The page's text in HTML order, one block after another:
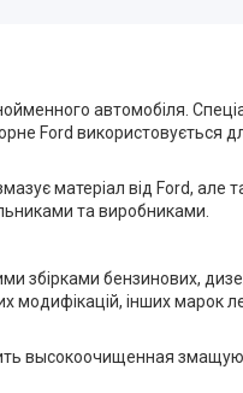
автомобіля.
Ford використовується
матеріал від Ford, але
та виробниками.
збірками бензинових,
інших марок
высокоочищенная